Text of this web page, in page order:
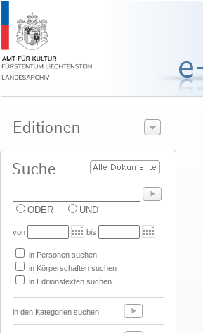
ODER UND
von bis
in Personen suchen
in Körperschaften suchen
in Editionstexten suchen
in den Kategorien suchen